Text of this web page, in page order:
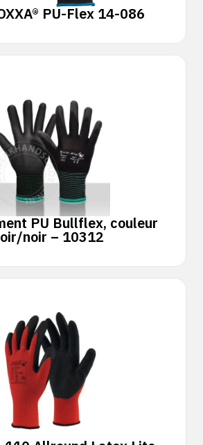
PU-Flex 14-086
PU Bullflex, couleur
noir – 10312